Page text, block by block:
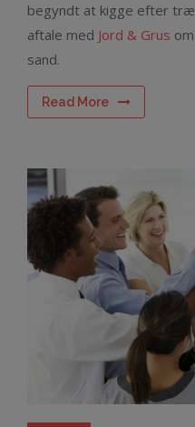
begyndt at kigge efter
aftale med Jord & Grus
sand.
Read More